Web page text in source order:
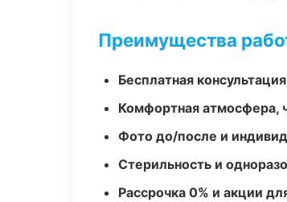
Преимущества
Бесплатная
Комфортная атмосфера,
Фото до/после и
Стерильность и
Рассрочка 0% и акции